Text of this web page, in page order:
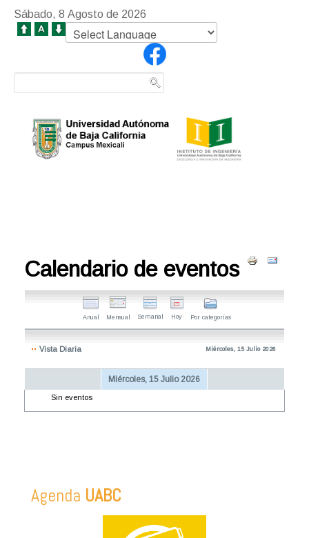
Sábado, 8 Agosto de 2026
Calendario de eventos
Anual Mensual Semanal Hoy Por categorías
Vista Diaria Miércoles, 15 Julio 2026
Miércoles, 15 Julio 2026
Sin eventos
Agenda UABC